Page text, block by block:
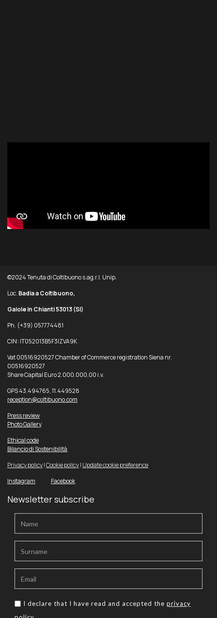
©2024 Tenuta di Coltibuono s.ag.r.l. Unip.
Loc. Badia a Coltibuono,
Gaiole in Chianti 53013(SI)
Ph. (+39) 057774481
CIN: IT052013B5F3IZVA9K
Vat 00516920527 Chamber of Commerce registration Siena nr.
00516920527
Share Capital Euro 2.000.000,00 i.v.
GPS 43.494765, 11.449528
reception@coltibuono.com
Press review
Photo Gallery
Ethical code
Bilancio di Sostenibilità
Privacy policy|Cookie policy| Update cookie preference
Instagram
Facebook
Newsletter subscribe